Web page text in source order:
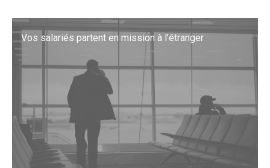
Vos salariés partent en mission à l’étranger